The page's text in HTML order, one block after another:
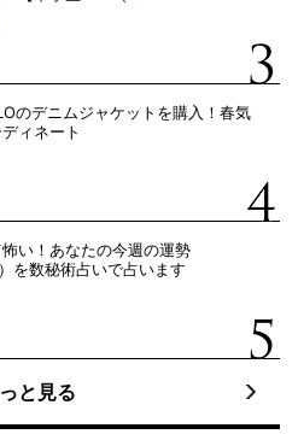
のデニムジャケットを購入！春気
ィネート
い！あなたの今週の運勢
を数秘術占いで占います
と見る